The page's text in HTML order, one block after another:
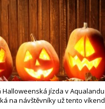
Halloweenská jízda v Aqualandu
na návštěvníky už tento víkend